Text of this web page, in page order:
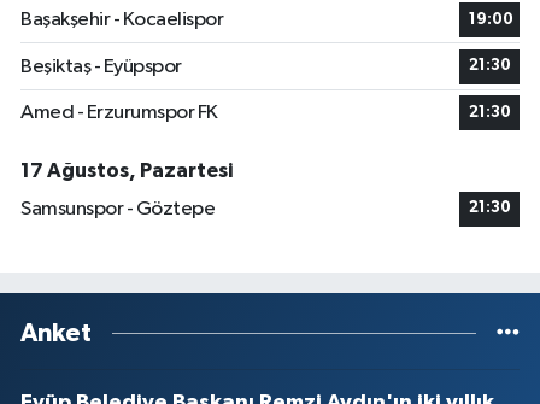
Başakşehir - Kocaelispor
19:00
Beşiktaş - Eyüpspor 21:30
Amed - Erzurumspor FK 21:30
17 Ağustos, Pazartesi
Samsunspor - Göztepe
21:30
Anket